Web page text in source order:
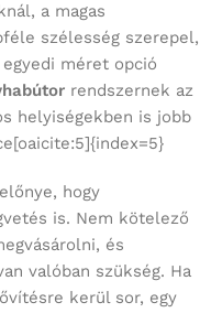
a magas
szélesség szerepel,
méret opció
rendszernek az
helyiségekben is jobb
hogy
is. Nem kötelező
és
valóban szükség. Ha
kerül sor, egy